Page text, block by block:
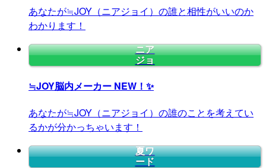
あなたが≒JOY（ニアジョイ）の誰と相性がいいのか
わかります！
ニア
ジョ
≒JOY脳内メーカー NEW！✨
あなたが≒JOY（ニアジョイ）の誰のことを考えてい
るかが分かっちゃいます！
夏ワ
ード